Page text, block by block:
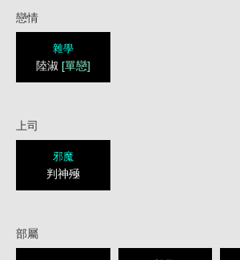
戀情
雜學
陸淑 [單戀]
上司
邪魔
判神殛
部屬